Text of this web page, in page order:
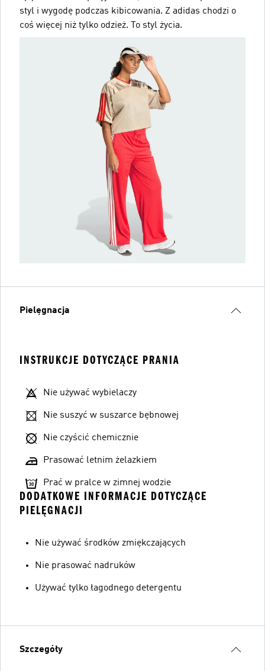
styl i wygodę podczas kibicowania. Z adidas chodzi o
coś więcej niż tylko odzież. To styl życia.
Pielęgnacja
INSTRUKCJE DOTYCZĄCE PRANIA
Nie używać wybielaczy
Nie suszyć w suszarce bębnowej
Nie czyścić chemicznie
Prasować letnim żelazkiem
Prać w pralce w zimnej wodzie
DODATKOWE INFORMACJE DOTYCZĄCE
PIELĘGNACJI
Nie używać środków zmiękczających
Nie prasować nadruków
Używać tylko łagodnego detergentu
Szczegóły